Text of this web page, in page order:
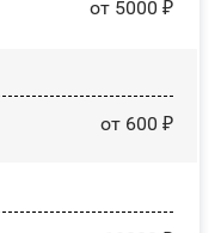
от 5000 ₽
от 600 ₽